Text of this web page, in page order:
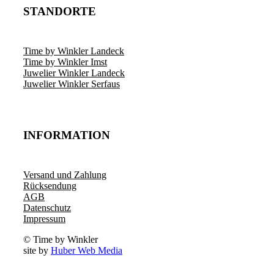
STANDORTE
Time by Winkler Landeck
Time by Winkler Imst
Juwelier Winkler Landeck
Juwelier Winkler Serfaus
INFORMATION
Versand und Zahlung
Rücksendung
AGB
Datenschutz
Impressum
© Time by Winkler
site by Huber Web Media